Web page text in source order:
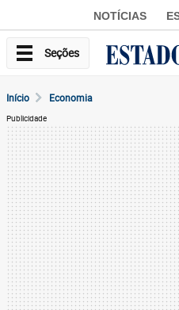
NOTÍCIAS
Seções
Início Economia
Publicidade